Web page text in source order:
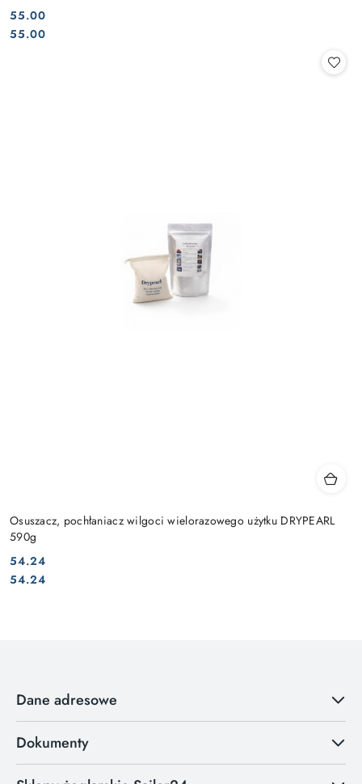
Cena:
55.00
Cena:
55.00
Osuszacz, pochłaniacz wilgoci wielorazowego użytku DRYPEARL
590g
Cena:
54.24
Cena:
54.24
Dane adresowe
Dokumenty